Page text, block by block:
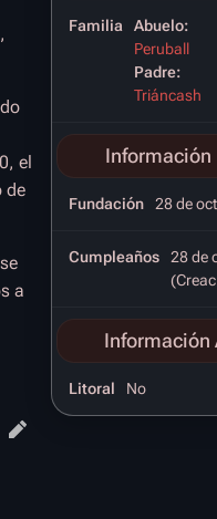
Familia
Abuelo:
Peruball
Padre:
Triáncash
Fundación 28 de
Cumpleaños
28 de
Información
Litoral No
el
de
a